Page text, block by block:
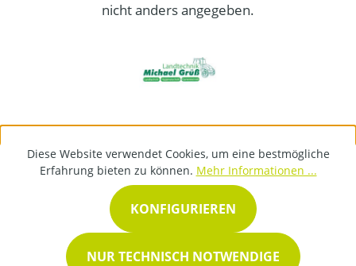
nicht anders angegeben.
Diese Website verwendet Cookies, um eine bestmögliche
Erfahrung bieten zu können. Mehr Informationen ...
NUR TECHNISCH NOTWENDIGE
KONFIGURIEREN